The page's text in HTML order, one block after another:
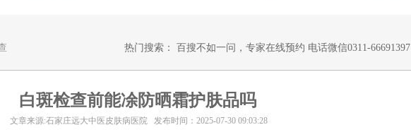
热门搜索： 百搜不如一问，专家在线预约 电话微信0311-66691397
白斑检查前能凃防晒霜护肤品吗
文章来源:石家庄远大中医皮肤病医院 发布时间：2025-07-30 09:03:28